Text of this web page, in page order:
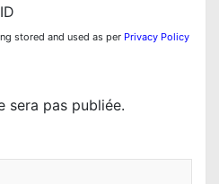
stored and used as per Privacy Policy
sera pas publiée.